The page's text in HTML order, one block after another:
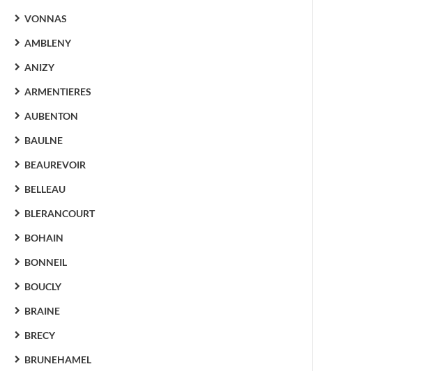
VONNAS
AMBLENY
ANIZY
ARMENTIERES
AUBENTON
BAULNE
BEAUREVOIR
BELLEAU
BLERANCOURT
BOHAIN
BONNEIL
BOUCLY
BRAINE
BRECY
BRUNEHAMEL